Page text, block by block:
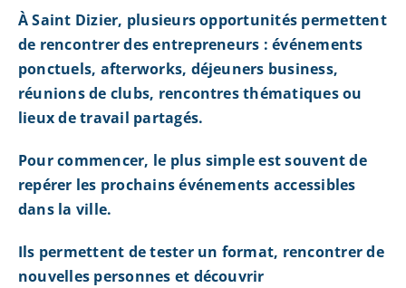
À Saint Dizier, plusieurs opportunités permettent
de rencontrer des entrepreneurs : événements
ponctuels, afterworks, déjeuners business,
réunions de clubs, rencontres thématiques ou
lieux de travail partagés.
Pour commencer, le plus simple est souvent de
repérer les prochains événements accessibles
dans la ville.
Ils permettent de tester un format, rencontrer de
nouvelles personnes et découvrir